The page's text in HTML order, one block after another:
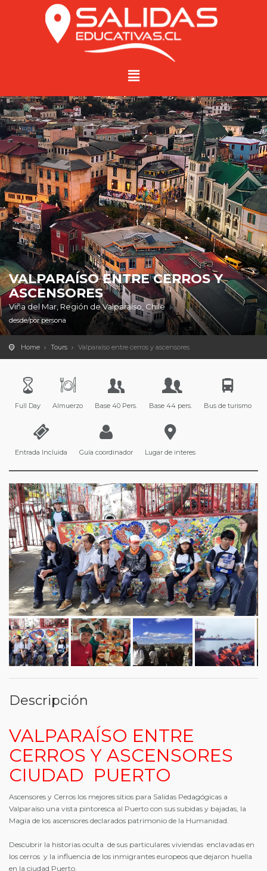
VALPARAÍSO ENTRE CERROS Y
ASCENSORES
Viña del Mar, Región de Valparaíso, Chile
desde/por persona
Home Tours Valparaíso entre cerros y ascensores
Full Day Almuerzo Base 40 Pers. Base 44 pers. Bus de turismo
Entrada Incluida Guía coordinador Lugar de interes
Descripción
VALPARAÍSO ENTRE
CERROS Y ASCENSORES
CIUDAD PUERTO
Ascensores y Cerros los mejores sitios para Salidas Pedagógicas a
Valparaíso una vista pintoresca al Puerto con sus subidas y bajadas, la
Magia de los ascensores declarados patrimonio de la Humanidad.
Descubrir la historias oculta de sus particulares viviendas enclavadas en
los cerros y la influencia de los inmigrantes europeos que dejaron huella
en la ciudad Puerto.